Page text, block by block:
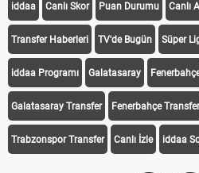
iddaa Canlı Skor Puan Durumu Canlı
Transfer Haberleri TV'de Bugün Süper
iddaa Programı Galatasaray
Galatasaray Transfer Fenerbahçe Transfer
Trabzonspor Transfer Canlı İzle iddaa